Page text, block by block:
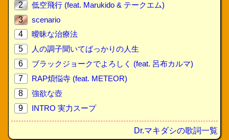
2
低空飛行 (feat. Marukido & テークエム)
3
scenario
4
曖昧な治療法
5
人の調子聞いてばっかりの人生
6
ブラックジョークでよろしく (feat. 呂布カルマ)
7
RAP煩悩寺 (feat. METEOR)
8
強欲な壺
9
INTRO 実力スープ
Dr.マキダシの歌詞一覧